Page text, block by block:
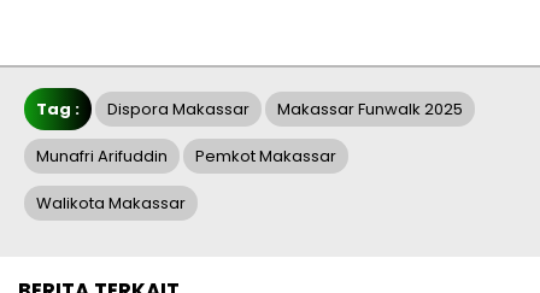
Tag : Dispora Makassar Makassar Funwalk 2025
Munafri Arifuddin Pemkot Makassar
Walikota Makassar